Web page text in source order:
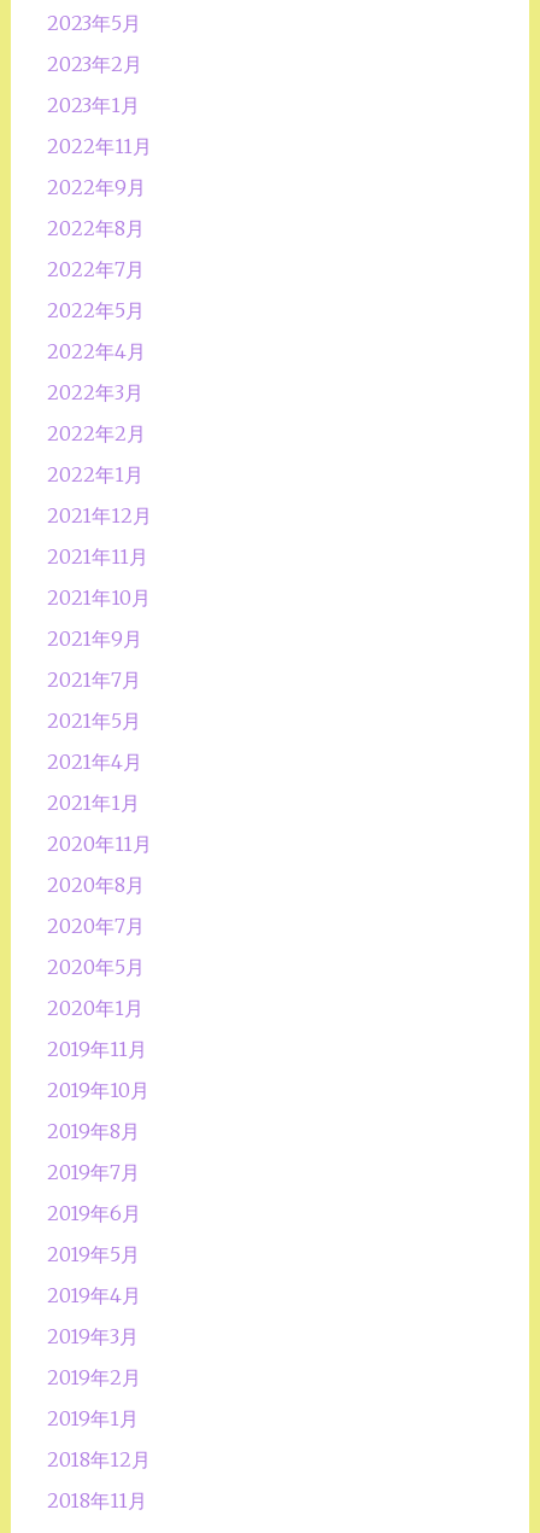
2023年5月
2023年2月
2023年1月
2022年11月
2022年9月
2022年8月
2022年7月
2022年5月
2022年4月
2022年3月
2022年2月
2022年1月
2021年12月
2021年11月
2021年10月
2021年9月
2021年7月
2021年5月
2021年4月
2021年1月
2020年11月
2020年8月
2020年7月
2020年5月
2020年1月
2019年11月
2019年10月
2019年8月
2019年7月
2019年6月
2019年5月
2019年4月
2019年3月
2019年2月
2019年1月
2018年12月
2018年11月